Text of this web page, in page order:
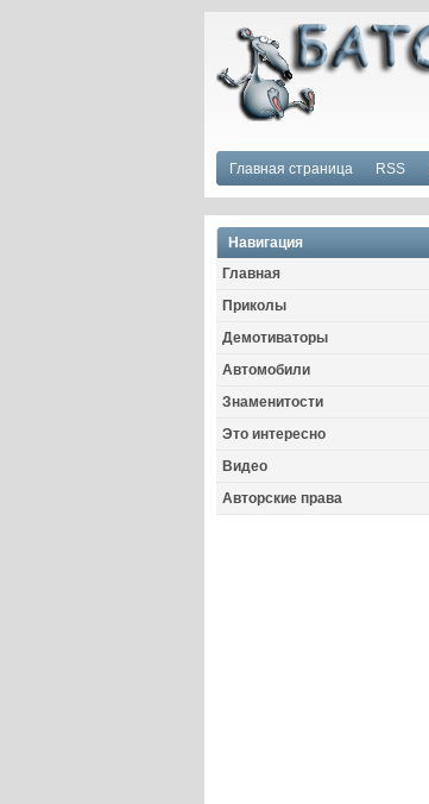
Главная страница RSS
Навигация
Главная
Приколы
Демотиваторы
Автомобили
Знаменитости
Это интересно
Видео
Авторские права